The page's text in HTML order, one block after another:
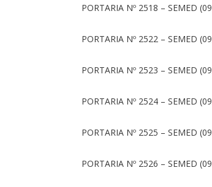
PORTARIA Nº 2518 – SEMED
PORTARIA Nº 2522 – SEMED
PORTARIA Nº 2523 – SEMED
PORTARIA Nº 2524 – SEMED
PORTARIA Nº 2525 – SEMED
PORTARIA Nº 2526 – SEMED